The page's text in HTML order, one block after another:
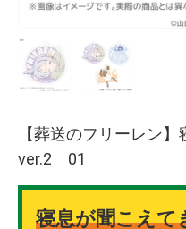
【葬送のフリーレン
ver.2 01
寝息が聞こえて